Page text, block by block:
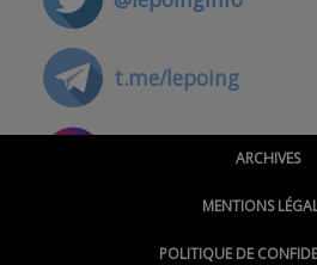
t.me/lepoing
ARCHIVES
MENTIONS
POLITIQUE DE